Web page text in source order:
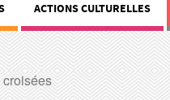
ACTIONS CULTURELLES
croisées